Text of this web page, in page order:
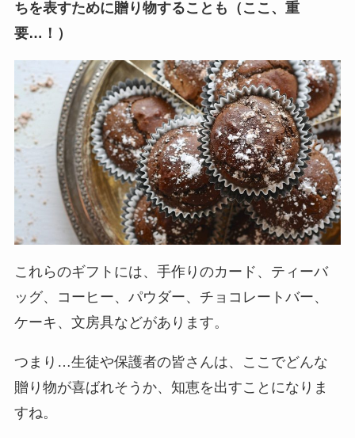
ちを表すために贈り物することも（ここ、重
要…！）
これらのギフトには、手作りのカード、ティーバ
ッグ、コーヒー、パウダー、チョコレートバー、
ケーキ、文房具などがあります。
つまり…生徒や保護者の皆さんは、ここでどんな
贈り物が喜ばれそうか、知恵を出すことになりま
すね。